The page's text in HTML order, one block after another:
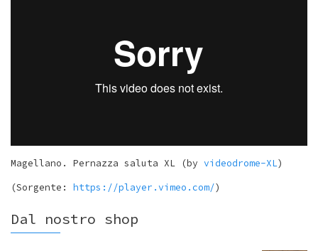
Magellano. Pernazza saluta XL (by videodrome-XL)
(Sorgente: https://player.vimeo.com/)
Dal nostro shop